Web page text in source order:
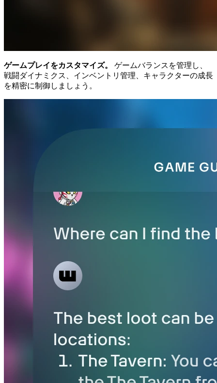
ゲームプレイをカスタマイズ。
ゲームバランスを管理し、
戦闘ダイナミクス、インベントリ管理、キャラクターの成長
を精密に制御しましょう。